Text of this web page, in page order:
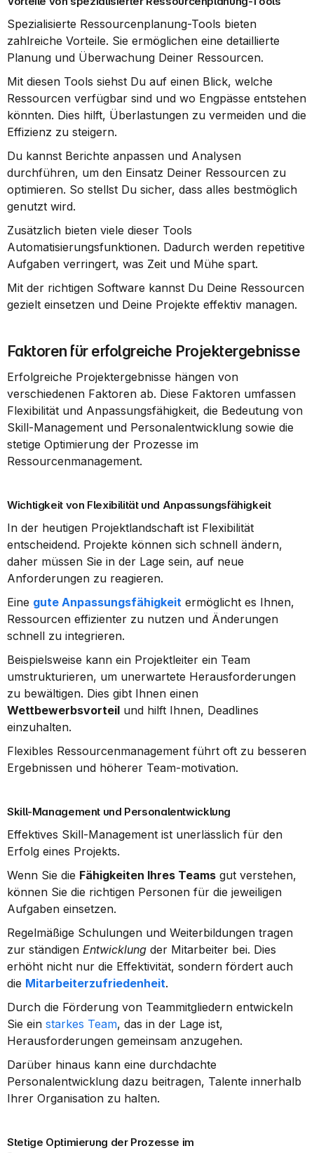
Spezialisierte Ressourcenplanung-Tools bieten
zahlreiche Vorteile. Sie ermöglichen eine detaillierte
Planung und Überwachung Deiner Ressourcen.
Mit diesen Tools siehst Du auf einen Blick, welche
Ressourcen verfügbar sind und wo Engpässe entstehen
könnten. Dies hilft, Überlastungen zu vermeiden und die
Effizienz zu steigern.
Du kannst Berichte anpassen und Analysen
durchführen, um den Einsatz Deiner Ressourcen zu
optimieren. So stellst Du sicher, dass alles bestmöglich
genutzt wird.
Zusätzlich bieten viele dieser Tools
Automatisierungsfunktionen. Dadurch werden repetitive
Aufgaben verringert, was Zeit und Mühe spart.
Mit der richtigen Software kannst Du Deine Ressourcen
gezielt einsetzen und Deine Projekte effektiv managen.
Faktoren für erfolgreiche Projektergebnisse
Erfolgreiche Projektergebnisse hängen von
verschiedenen Faktoren ab. Diese Faktoren umfassen
Flexibilität und Anpassungsfähigkeit, die Bedeutung von
Skill-Management und Personalentwicklung sowie die
stetige Optimierung der Prozesse im
Ressourcenmanagement.
Wichtigkeit von Flexibilität und Anpassungsfähigkeit
In der heutigen Projektlandschaft ist Flexibilität
entscheidend. Projekte können sich schnell ändern,
daher müssen Sie in der Lage sein, auf neue
Anforderungen zu reagieren.
Eine gute Anpassungsfähigkeit ermöglicht es Ihnen,
Ressourcen effizienter zu nutzen und Änderungen
schnell zu integrieren.
Beispielsweise kann ein Projektleiter ein Team
umstrukturieren, um unerwartete Herausforderungen
Wettbewerbsvorteil und hilft Ihnen, Deadlines
einzuhalten.
Flexibles Ressourcenmanagement führt oft zu besseren
Ergebnissen und höherer Team-motivation.
Skill-Management und Personalentwicklung
Effektives Skill-Management ist unerlässlich für den
Erfolg eines Projekts.
Wenn Sie die Fähigkeiten Ihres Teams gut verstehen,
können Sie die richtigen Personen für die jeweiligen
Aufgaben einsetzen.
Regelmäßige Schulungen und Weiterbildungen tragen
zur ständigen Entwicklung der Mitarbeiter bei. Dies
erhöht nicht nur die Effektivität, sondern fördert auch
die Mitarbeiterzufriedenheit.
Durch die Förderung von Teammitgliedern entwickeln
Sie ein starkes Team, das in der Lage ist,
Herausforderungen gemeinsam anzugehen.
Darüber hinaus kann eine durchdachte
Personalentwicklung dazu beitragen, Talente innerhalb
Ihrer Organisation zu halten.
Stetige Optimierung der Prozesse im